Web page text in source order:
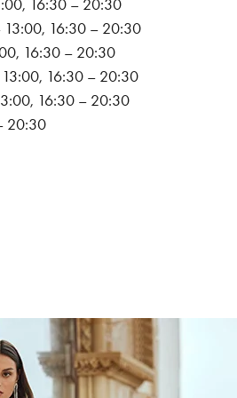
16:30 – 20:30
16:30 – 20:30
16:30 – 20:30
16:30 – 20:30
16:30 – 20:30
20:30